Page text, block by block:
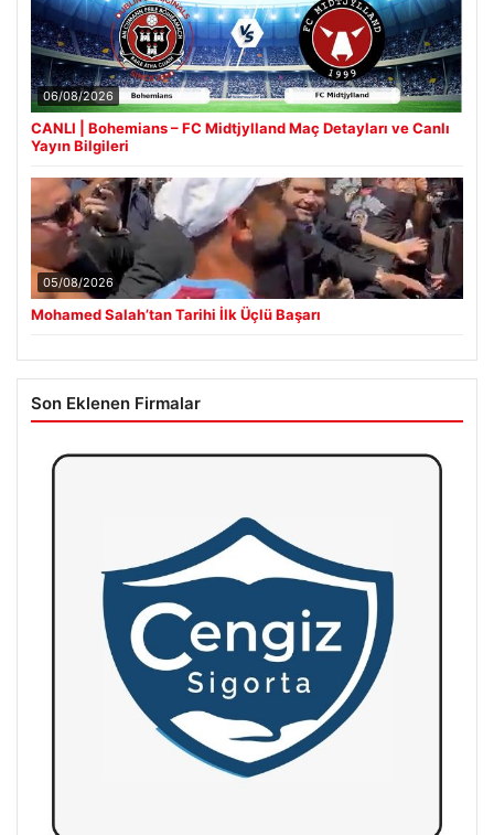
06/08/2026
CANLI | Bohemians – FC Midtjylland Maç Detayları ve Canlı
Yayın Bilgileri
05/08/2026
Mohamed Salah’tan Tarihi İlk Üçlü Başarı
Son Eklenen Firmalar